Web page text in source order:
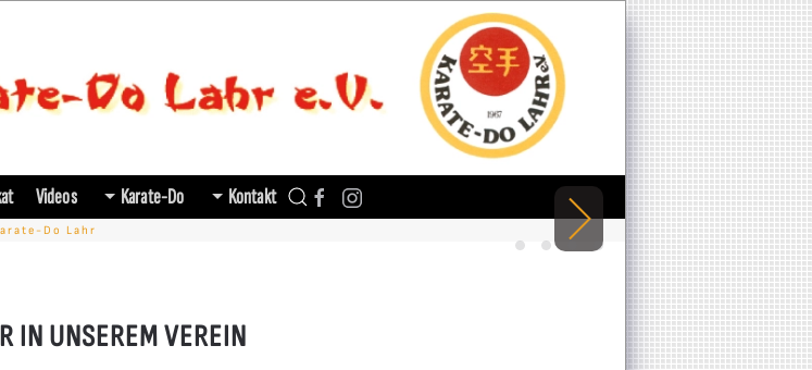
Videos Karate-Do Kontakt
Timo Gißler - 13-facher Deutscher
Ein Grundstein im Karate -
Karate für Erfahrene -
Konzentration - ein
Do Lahr
IN UNSEREM VEREIN